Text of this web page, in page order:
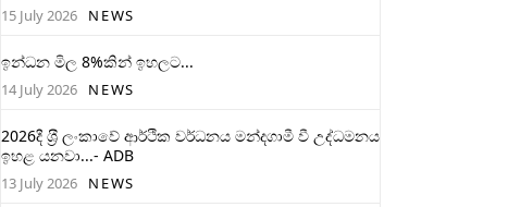
15 July 2026 NEWS
ඉන්ධන මිල 8%කින් ඉහලට...
14 July 2026 NEWS
2026දී ශ‍්‍රී ලංකාවේ ආර්ථික වර්ධනය මන්දගාමී වී උද්ධමනය
ඉහළ යනවා...- ADB
13 July 2026 NEWS